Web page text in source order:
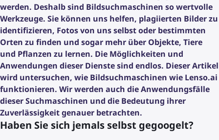
werden. Deshalb sind Bildsuchmaschinen so wertvolle
Werkzeuge. Sie können uns helfen, plagiierten Bilder zu
identifizieren, Fotos von uns selbst oder bestimmten
Orten zu finden und sogar mehr über Objekte, Tiere
und Pflanzen zu lernen. Die Möglichkeiten und
Anwendungen dieser Dienste sind endlos. Dieser Artikel
wird untersuchen, wie Bildsuchmaschinen wie Lenso.ai
funktionieren. Wir werden auch die Anwendungsfälle
dieser Suchmaschinen und die Bedeutung ihrer
Zuverlässigkeit genauer betrachten.
Haben Sie sich jemals selbst gegoogelt?